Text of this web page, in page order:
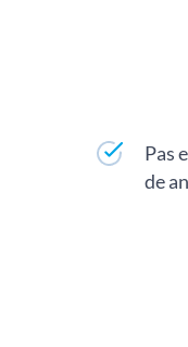
Pas
de